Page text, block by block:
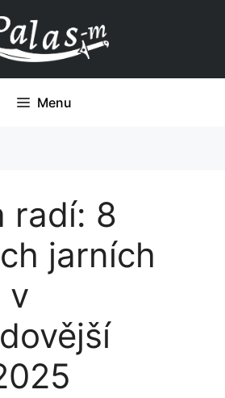
Menu
radí: 8
jarních
v